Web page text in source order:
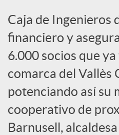
e
s
S
o
Caja de Ingenieros
financiero y
6.000 socios que
comarca del Vallès
potenciando así su
cooperativo de
Barnusell,